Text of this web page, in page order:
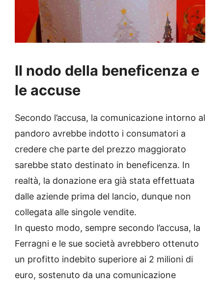
Il nodo della beneficenza e
le accuse
Secondo l’accusa, la comunicazione intorno al
pandoro avrebbe indotto i consumatori a
credere che parte del prezzo maggiorato
sarebbe stato destinato in beneficenza. In
realtà, la donazione era già stata effettuata
dalle aziende prima del lancio, dunque non
collegata alle singole vendite.
In questo modo, sempre secondo l’accusa, la
Ferragni e le sue società avrebbero ottenuto
un profitto indebito superiore ai 2 milioni di
euro, sostenuto da una comunicazione